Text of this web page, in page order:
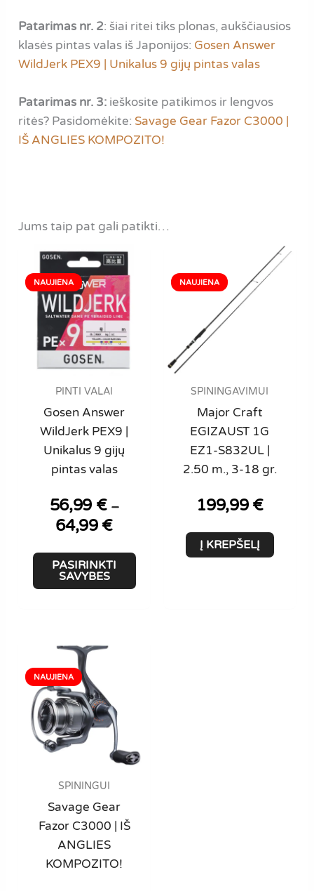
Patarimas nr. 2: šiai ritei tiks plonas, aukščiausios
klasės pintas valas iš Japonijos: Gosen Answer
WildJerk PEX9 | Unikalus 9 gijų pintas valas
Patarimas nr. 3: ieškosite patikimos ir lengvos
ritės? Pasidomėkite: Savage Gear Fazor C3000 |
IŠ ANGLIES KOMPOZITO!
Jums taip pat gali patikti…
PINTI VALAI
Gosen Answer
WildJerk PEX9 |
Unikalus 9 gijų
pintas valas
56,99 € –
64,99 €Price
56,99 €
through
64,99 €
PASIRINKTI
SAVYBES
This
the
SPININGAVIMUI
Major Craft
EGIZAUST 1G
EZ1-S832UL |
2.50 m., 3-18 gr.
199,99 €
Į KREPŠELĮ
SPININGUI
Savage Gear
Fazor C3000 | IŠ
ANGLIES
KOMPOZITO!